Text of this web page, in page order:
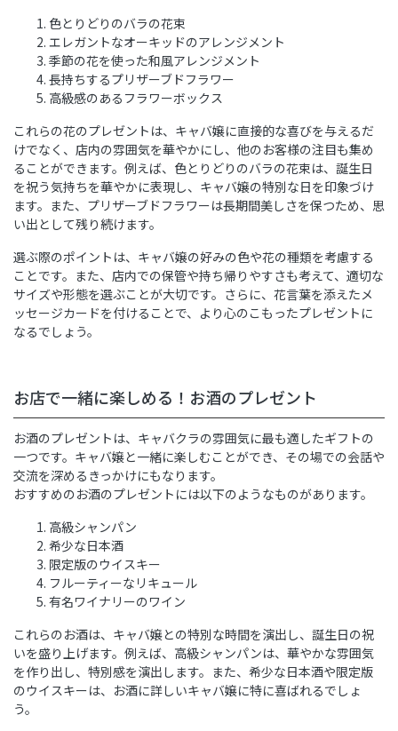
色とりどりのバラの花束
エレガントなオーキッドのアレンジメント
季節の花を使った和風アレンジメント
長持ちするプリザーブドフラワー
高級感のあるフラワーボックス
これらの花のプレゼントは、キャバ嬢に直接的な喜びを与えるだ
けでなく、店内の雰囲気を華やかにし、他のお客様の注目も集め
ることができます。例えば、色とりどりのバラの花束は、誕生日
を祝う気持ちを華やかに表現し、キャバ嬢の特別な日を印象づけ
ます。また、プリザーブドフラワーは長期間美しさを保つため、思
い出として残り続けます。
選ぶ際のポイントは、キャバ嬢の好みの色や花の種類を考慮する
ことです。また、店内での保管や持ち帰りやすさも考えて、適切な
サイズや形態を選ぶことが大切です。さらに、花言葉を添えたメ
ッセージカードを付けることで、より心のこもったプレゼントに
なるでしょう。
お店で一緒に楽しめる！お酒のプレゼント
お酒のプレゼントは、キャバクラの雰囲気に最も適したギフトの
一つです。キャバ嬢と一緒に楽しむことができ、その場での会話や
交流を深めるきっかけにもなります。
おすすめのお酒のプレゼントには以下のようなものがあります。
高級シャンパン
希少な日本酒
限定版のウイスキー
フルーティーなリキュール
有名ワイナリーのワイン
これらのお酒は、キャバ嬢との特別な時間を演出し、誕生日の祝
いを盛り上げます。例えば、高級シャンパンは、華やかな雰囲気
を作り出し、特別感を演出します。また、希少な日本酒や限定版
のウイスキーは、お酒に詳しいキャバ嬢に特に喜ばれるでしょ
う。